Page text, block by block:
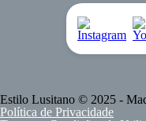
Estilo Lusitano © 2025 -
Política de Privacidade